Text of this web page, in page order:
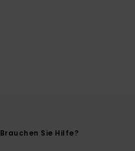
Brauchen Sie Hilfe?